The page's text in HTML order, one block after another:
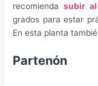
recomiendasubir
grados para estar
En esta planta
Partenón